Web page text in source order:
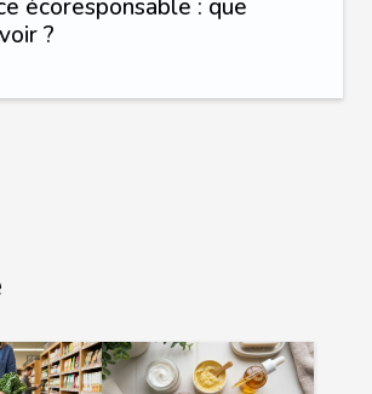
écoresponsable : que
?